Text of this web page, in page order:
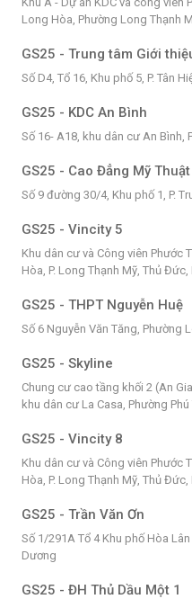
Long Hòa, Phường Long Thạnh
GS25 - Trung tâm Giới
Số D4, Tổ 16, Khu phố 5, P. Tân
GS25 - KDC An Bình
Số 16- A18, khu dân cư An Bình,
GS25 - Cao Đẳng Mỹ
Số 9 đường 30/4, Khu phố 1, P.
GS25 - Vincity 5
Khu dân cư và Công viên Phước
Hòa, P. Long Thạnh Mỹ, Thủ Đức,
GS25 - THPT Nguyễn Huệ
Số 6 Nguyễn Văn Tăng, Phường
GS25 - Skyline
Chung cư cao tầng khối 2 (An
khu dân cư La Casa, Phường
GS25 - Vincity 8
Khu dân cư và Công viên Phước
Hòa, P. Long Thạnh Mỹ, Thủ Đức,
GS25 - Trần Văn Ơn
Số 1/291A Tổ 4 Khu phố Hòa Lân
Dương
GS25 - ĐH Thủ Dầu Một 1